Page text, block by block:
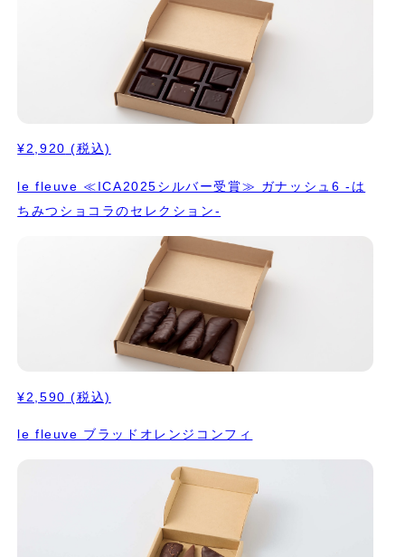
¥2,920 (税込)
le fleuve ≪ICA2025シルバー受賞≫ ガナッシュ6 -は
ちみつショコラのセレクション-
¥2,590 (税込)
le fleuve ブラッドオレンジコンフィ